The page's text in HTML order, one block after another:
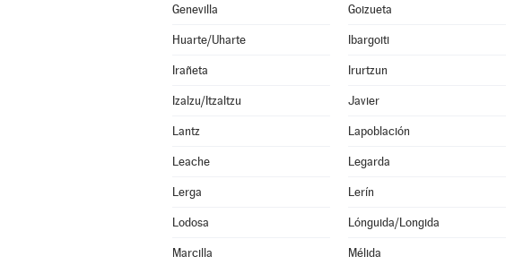
Genevilla Goizueta
Huarte/Uharte Ibargoiti
Irañeta Irurtzun
Izalzu/Itzaltzu Javier
Lantz Lapoblación
Leache Legarda
Lerga Lerín
Lodosa Lónguida/Longida
Marcilla Mélida